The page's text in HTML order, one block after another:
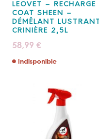
LEOVET – RECHARGE
COAT SHEEN –
DÉMÊLANT LUSTRANT
CRINIÈRE 2,5L
58,99 €
Indisponible